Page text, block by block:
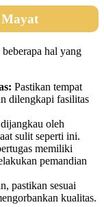
hal yang
Pastikan tempat
dilengkapi fasilitas
oleh
sulit seperti ini.
memiliki
pemandian
pastikan sesuai
kualitas.